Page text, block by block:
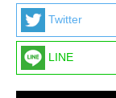
Twitter
LINE